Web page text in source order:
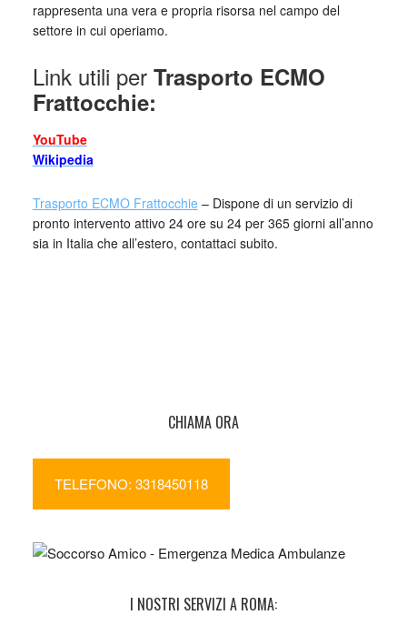
rappresenta una vera e propria risorsa nel campo del
settore in cui operiamo.
Link utili per Trasporto ECMO
Frattocchie:
YouTube
Wikipedia
Trasporto ECMO Frattocchie – Dispone di un servizio di
pronto intervento attivo 24 ore su 24 per 365 giorni all’anno
sia in Italia che all’estero, contattaci subito.
CHIAMA ORA
TELEFONO: 3318450118
I NOSTRI SERVIZI A ROMA: